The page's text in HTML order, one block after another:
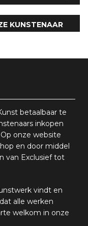
KUNSTENAAR
betaalbaar te
inkopen
onze website
en door middel
van Exclusief tot
vindt en
alle werken
welkom in onze